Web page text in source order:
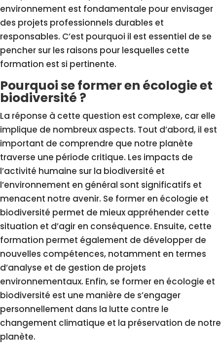
environnement est fondamentale pour envisager
des projets professionnels durables et
responsables. C’est pourquoi il est essentiel de se
pencher sur les raisons pour lesquelles cette
formation est si pertinente.
Pourquoi se former en écologie et
biodiversité ?
La réponse à cette question est complexe, car elle
implique de nombreux aspects. Tout d’abord, il est
important de comprendre que notre planète
traverse une période critique. Les impacts de
l’activité humaine sur la biodiversité et
l’environnement en général sont significatifs et
menacent notre avenir. Se former en écologie et
biodiversité permet de mieux appréhender cette
situation et d’agir en conséquence. Ensuite, cette
formation permet également de développer de
nouvelles compétences, notamment en termes
d’analyse et de gestion de projets
environnementaux. Enfin, se former en écologie et
biodiversité est une manière de s’engager
personnellement dans la lutte contre le
changement climatique et la préservation de notre
planète.